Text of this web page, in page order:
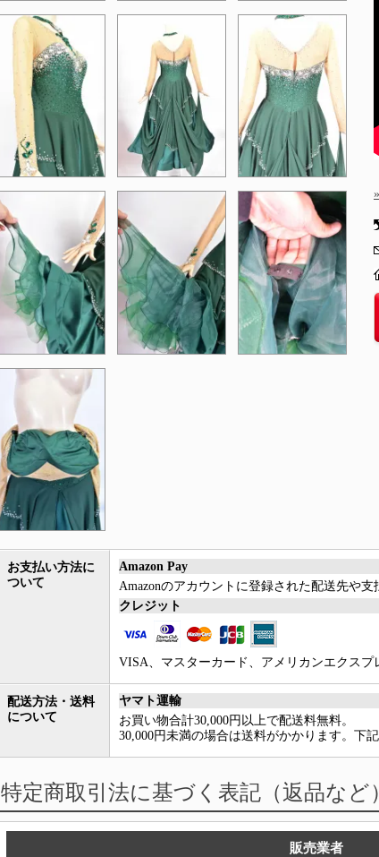
お支払い方法に
ついて
Amazon Pay
Amazonのアカウントに登録された配送先や支
クレジット
VISA、マスターカード、アメリカンエクスプ
配送方法・送料
について
ヤマト運輸
お買い物合計30,000円以上で配送料無料。
30,000円未満の場合は送料がかかります。下
特定商取引法に基づく表記（返品など）
販売業者